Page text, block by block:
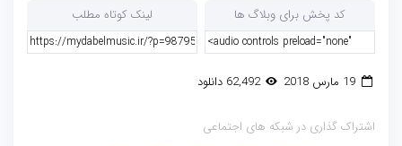
کد پخش برای وبلاگ ها لینک کوتاه مطلب
19 مارس 2018 62,492 دانلود
اشتراک گذاری در شبکه های اجتماعی